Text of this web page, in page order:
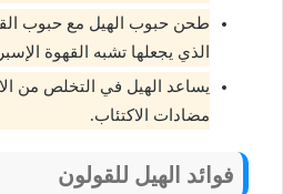
طحن حبوب الهيل مع حبوب
الذي يجعلها تشبه القهوة
يساعد الهيل في التخلص من
مضادات الاكتئاب.
فوائد الهيل للقولون